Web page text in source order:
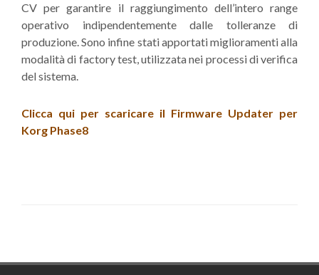
CV per garantire il raggiungimento dell’intero range
operativo indipendentemente dalle tolleranze di
produzione. Sono infine stati apportati miglioramenti alla
modalità di factory test, utilizzata nei processi di verifica
del sistema.
Clicca qui per scaricare il Firmware Updater per
Korg Phase8